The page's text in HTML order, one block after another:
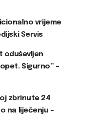
vrijeme
Servis
oduševljen
Sigurno” –
zbrinute 24
na liječenju –